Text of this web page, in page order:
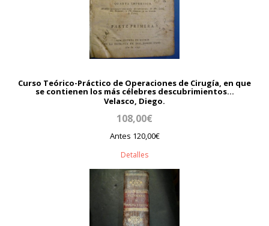
Curso Teórico-Práctico de Operaciones de Cirugía, en que
se contienen los más célebres descubrimientos...
Velasco, Diego.
108,00€
Antes 120,00€
Detalles